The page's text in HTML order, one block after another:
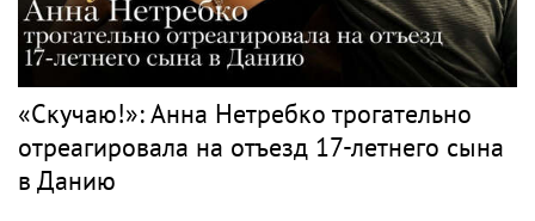
«Скучаю!»: Анна Нетребко трогательно
отреагировала на отъезд 17-летнего сына
в Данию